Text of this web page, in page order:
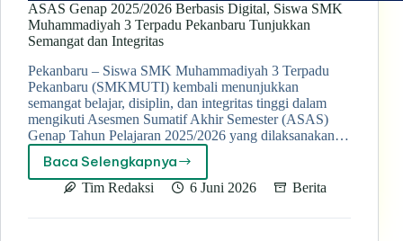
ASAS Genap 2025/2026 Berbasis Digital, Siswa SMK
Muhammadiyah 3 Terpadu Pekanbaru Tunjukkan
Semangat dan Integritas
Pekanbaru – Siswa SMK Muhammadiyah 3 Terpadu
Pekanbaru (SMKMUTI) kembali menunjukkan
semangat belajar, disiplin, dan integritas tinggi dalam
mengikuti Asesmen Sumatif Akhir Semester (ASAS)
Genap Tahun Pelajaran 2025/2026 yang dilaksanakan…
Baca Selengkapnya
ASAS
Genap
Berbasis
Tim Redaksi 6 Juni 2026 Berita